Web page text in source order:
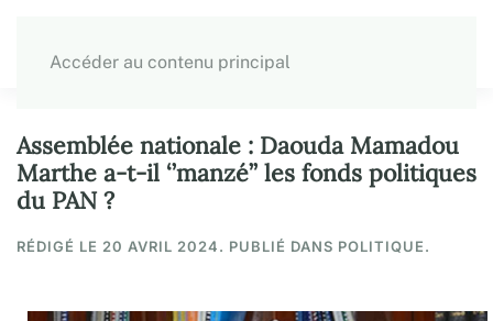
Accéder au contenu principal
Assemblée nationale : Daouda Mamadou
Marthe a-t-il ‘’manzé’’ les fonds politiques
du PAN ?
RÉDIGÉ LE 20 AVRIL 2024. PUBLIÉ DANS POLITIQUE.